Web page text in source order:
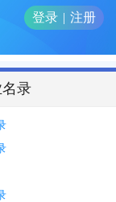
登录 | 注册
录